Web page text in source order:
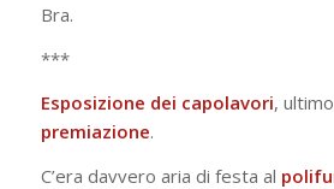
Bra.
***
Esposizione dei capolavori,
premiazione.
C’era davvero aria di festa al